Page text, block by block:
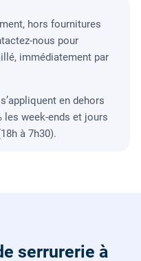
hors fournitures
nous pour
immédiatement par
en dehors
les week-ends et jours
à 7h30).
serrurerie à